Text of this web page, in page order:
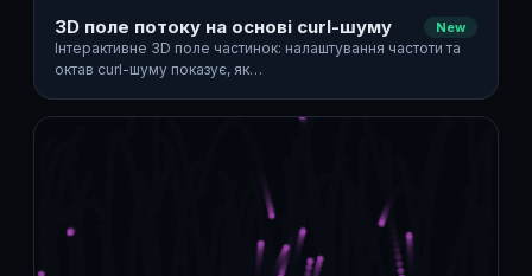
3D поле потоку на основі curl-шуму New
Інтерактивне 3D поле частинок: налаштування частоти та
октав curl-шуму показує, як…